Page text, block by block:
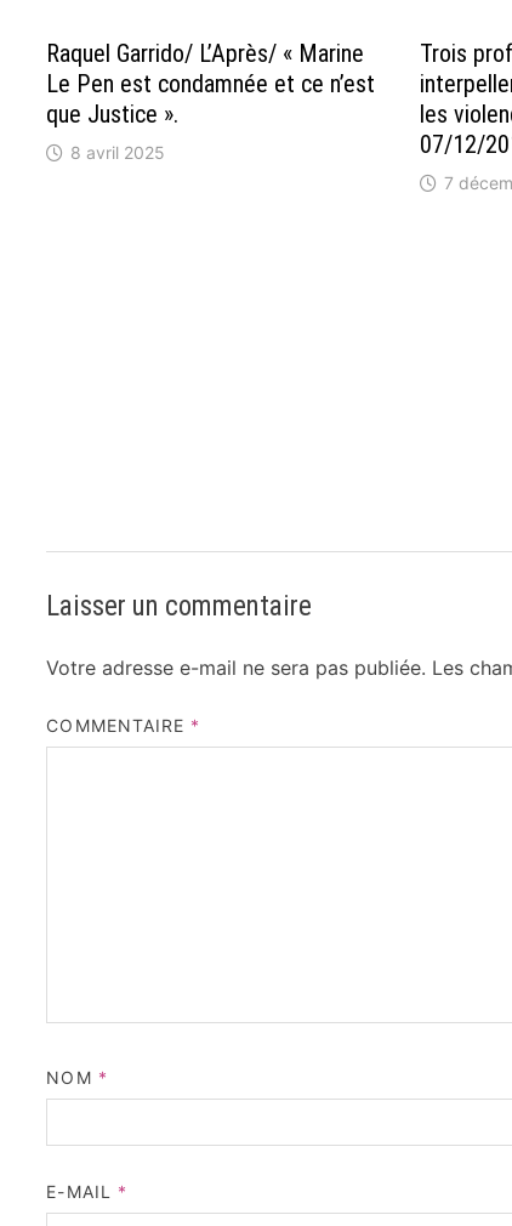
Raquel Garrido/ L’Après/ « Marine
Le Pen est condamnée et ce n’est
que Justice ».
8 avril 2025
Trois
les
07/12/
7
Laisser un commentaire
Votre adresse e-mail ne sera pas publiée. Les
COMMENTAIRE *
NOM *
E-MAIL *